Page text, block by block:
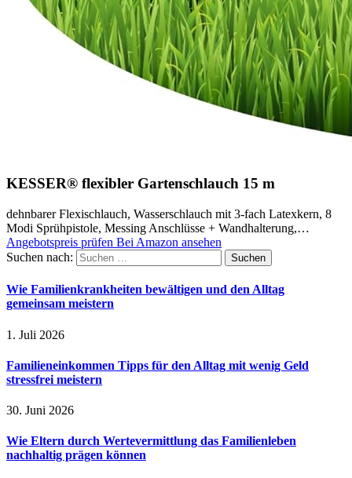
KESSER® flexibler Gartenschlauch 15 m
dehnbarer Flexischlauch, Wasserschlauch mit 3-fach Latexkern, 8
Modi Sprühpistole, Messing Anschlüsse + Wandhalterung,…
Angebotspreis prüfen Bei Amazon ansehen
Suchen nach:
Wie Familienkrankheiten bewältigen und den Alltag
gemeinsam meistern
1. Juli 2026
Familieneinkommen Tipps für den Alltag mit wenig Geld
stressfrei meistern
30. Juni 2026
Wie Eltern durch Wertevermittlung das Familienleben
nachhaltig prägen können